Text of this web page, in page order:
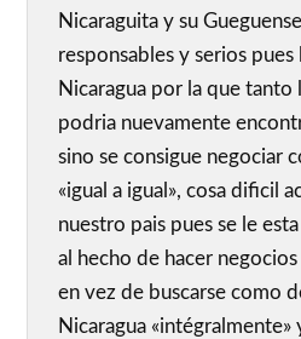
Nicaraguita y su
responsables y serios pues
Nicaragua por la que tanto
podria nuevamente
sino se consigue negociar
«igual a igual», cosa dificil
nuestro pais pues se le
al hecho de hacer
en vez de buscarse como
Nicaragua